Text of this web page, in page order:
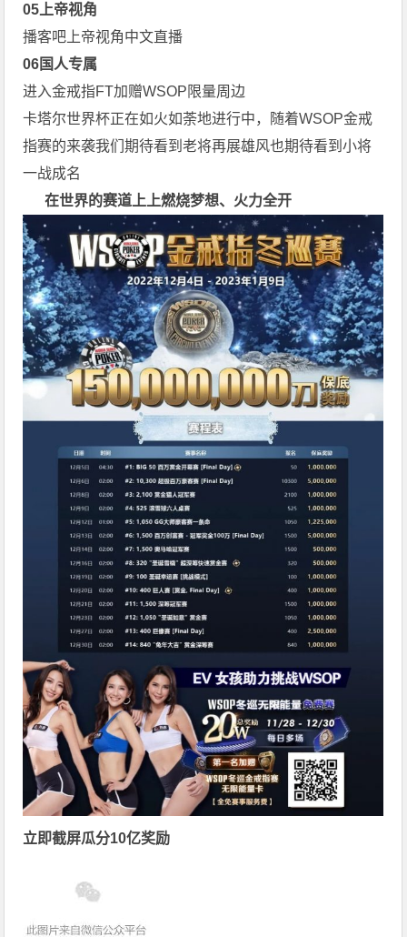
05 上帝视角
播客吧上帝视角中文直播
06国人专属
进入金戒指FT加赠WSOP限量周边
卡塔尔世界杯正在如火如荼地进行中，随着WSOP金戒
指赛的来袭我们期待看到老将再展雄风也期待看到小将
一战成名
在世界的赛道上上燃烧梦想、火力全开
立即截屏瓜分10亿奖励